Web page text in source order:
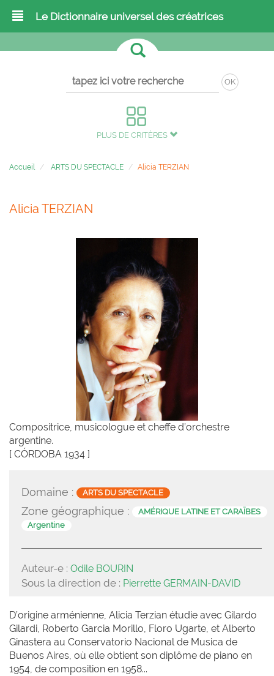
Le Dictionnaire universel des créatrices
OK
PLUS DE CRITÈRES
Accueil ARTS DU SPECTACLE Alicia TERZIAN
Alicia TERZIAN
Compositrice, musicologue et cheffe d’orchestre
argentine.
[ CÓRDOBA 1934 ]
Domaine : ARTS DU SPECTACLE
Zone géographique :
AMÉRIQUE LATINE ET CARAÏBES
Argentine
Auteur-e : Odile BOURIN
Sous la direction de : Pierrette GERMAIN-DAVID
D’origine arménienne, Alicia Terzian étudie avec Gilardo
Gilardi, Roberto Garcia Morillo, Floro Ugarte, et Alberto
Ginastera au Conservatorio Nacional de Musica de
Buenos Aires, où elle obtient son diplôme de piano en
1954, de composition en 1958...